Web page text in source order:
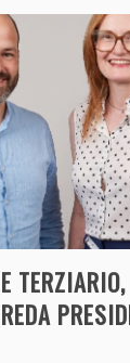
TERZIARIO,